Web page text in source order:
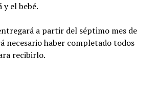
y el bebé.
a partir del séptimo mes de
necesario haber completado todos
recibirlo.